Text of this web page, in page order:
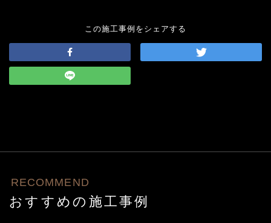
この施工事例をシェアする
RECOMMEND
おすすめの施工事例